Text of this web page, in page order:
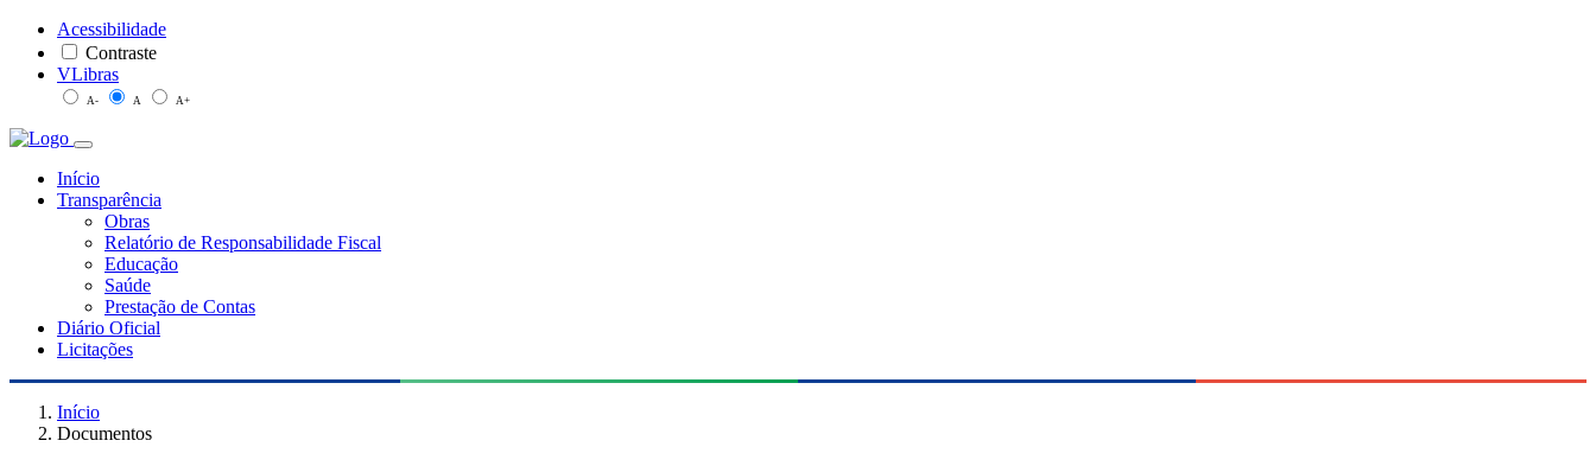
Acessibilidade
Contraste
VLibras
A- A A+
Início
Transparência
Obras
Relatório de Responsabilidade Fiscal
Educação
Saúde
Prestação de Contas
Diário Oficial
Licitações
Início
Documentos